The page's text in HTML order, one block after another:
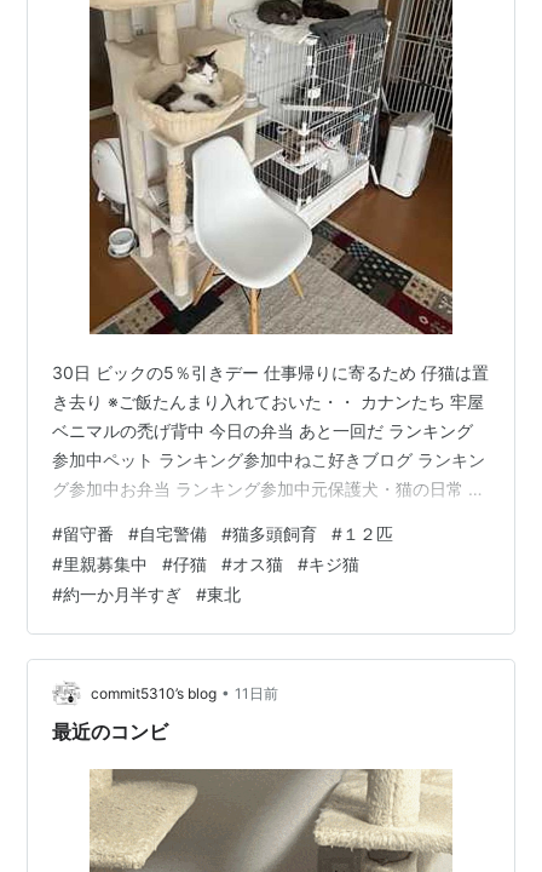
30日 ビックの5％引きデー 仕事帰りに寄るため 仔猫は置
き去り ※ご飯たんまり入れておいた・・ カナンたち 牢屋
ベニマルの禿げ背中 今日の弁当 あと一回だ ランキング
参加中ペット ランキング参加中ねこ好きブログ ランキン
グ参加中お弁当 ランキング参加中元保護犬・猫の日常 ラ
#留守番 #自宅警備 #猫多頭飼育 # １２匹
#里親募集中 #仔猫 #オス猫 #キジ猫
#約一か月半すぎ #東北
commit5310’s blog • 11日前
最近のコンビ